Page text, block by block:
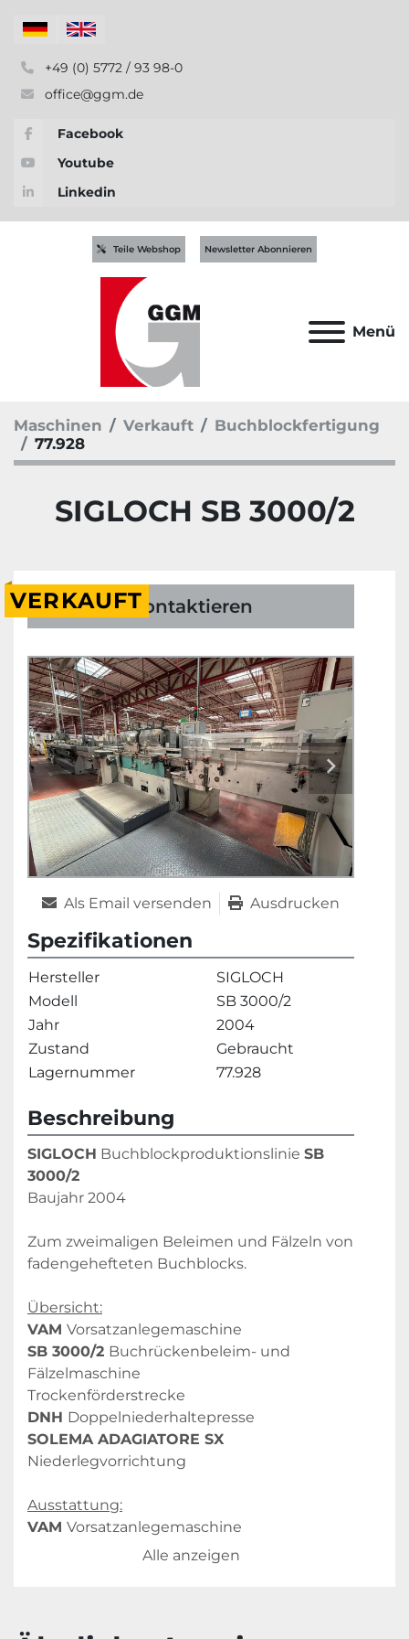
+49 (0) 5772 / 93 98-0
office@ggm.de
Facebook
Youtube
Linkedin
Menü
Teile Webshop Newsletter Abonnieren
Maschinen Verkauft
Buchblockfertigung
77.928
SIGLOCH SB 3000/2
VERKAUFTKontaktieren
Als Email versenden Ausdrucken
Spezifikationen
Hersteller
SIGLOCH
Modell
SB 3000/2
Jahr
2004
Zustand
Gebraucht
Lagernummer
77.928
Beschreibung
SIGLOCH Buchblockproduktionslinie SB
3000/2
Baujahr 2004
Zum zweimaligen Beleimen und Fälzeln von
fadengehefteten Buchblocks.
Übersicht:
VAM Vorsatzanlegemaschine
SB 3000/2 Buchrückenbeleim- und
Fälzelmaschine
Trockenförderstrecke
DNH Doppelniederhaltepresse
SOLEMA ADAGIATORE SX
Niederlegvorrichtung
Ausstattung:
VAM Vorsatzanlegemaschine
Inline-Produktion
Alle anzeigen